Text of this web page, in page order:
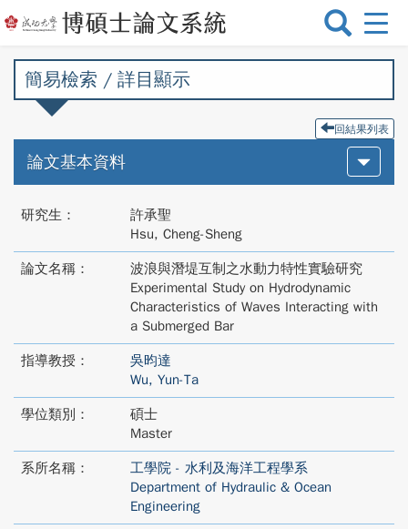
選
切
簡易檢索 / 詳目顯示
回結果列表
論文基本資料
研究生：
許承聖
Hsu, Cheng-Sheng
論文名稱：
波浪與潛堤互制之水動力特性實驗研究
Experimental Study on Hydrodynamic
Characteristics of Waves Interacting with
a Submerged Bar
指導教授：
吳昀達
Wu, Yun-Ta
學位類別：
碩士
Master
系所名稱：
工學院 - 水利及海洋工程學系
Department of Hydraulic & Ocean
Engineering